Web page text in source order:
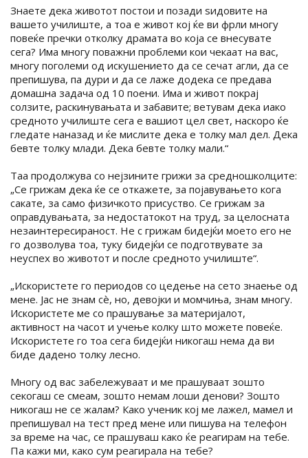
Знаете дека животот постои и позади ѕидовите на
вашето училиште, а тоа е живот кој ќе ви фрли многу
повеќе пречки отколку драмата во која се внесувате
сега? Има многу поважни проблеми кои чекаат на вас,
многу поголеми од искушението да се сечат агли, да се
препишува, па дури и да се лаже додека се предава
домашна задача од 10 поени. Има и живот покрај
солзите, раскинувањата и забавите; ветувам дека иако
средното училиште сега е вашиот цел свет, наскоро ќе
гледате наназад и ќе мислите дека е толку мал дел. Дека
бевте толку млади. Дека бевте толку мали.“
Таа продолжува со нејзините грижи за средношколците:
„Се грижам дека ќе се откажете, за појавувањето кога
сакате, за само физичкото присуство. Се грижам за
оправдувањата, за недостатокот на труд, за целосната
незаинтересираност. Не с грижам бидејќи моето его не
го дозволува тоа, туку бидејќи се подготвувате за
неуспех во животот и после средното училиште“.
„Искористете го периодов со цедење на сето знаење од
мене. Јас не знам сè, но, девојки и момчиња, знам многу.
Искористете ме со прашување за материјалот,
активност на часот и учење колку што можете повеќе.
Искористете го тоа сега бидејќи никогаш нема да ви
биде дадено толку лесно.
Многу од вас забележуваат и ме прашуваат зошто
секогаш се смеам, зошто немам лоши денови? Зошто
никогаш не се жалам? Како ученик кој ме лажел, мамел и
препишувал на тест пред мене или пишува на телефон
за време на час, се прашуваш како ќе реагирам на тебе.
Па кажи ми, како сум реагирала на тебе?